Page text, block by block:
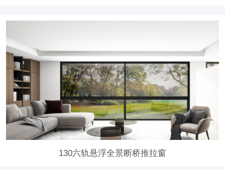
130六轨悬浮全景断桥推拉窗